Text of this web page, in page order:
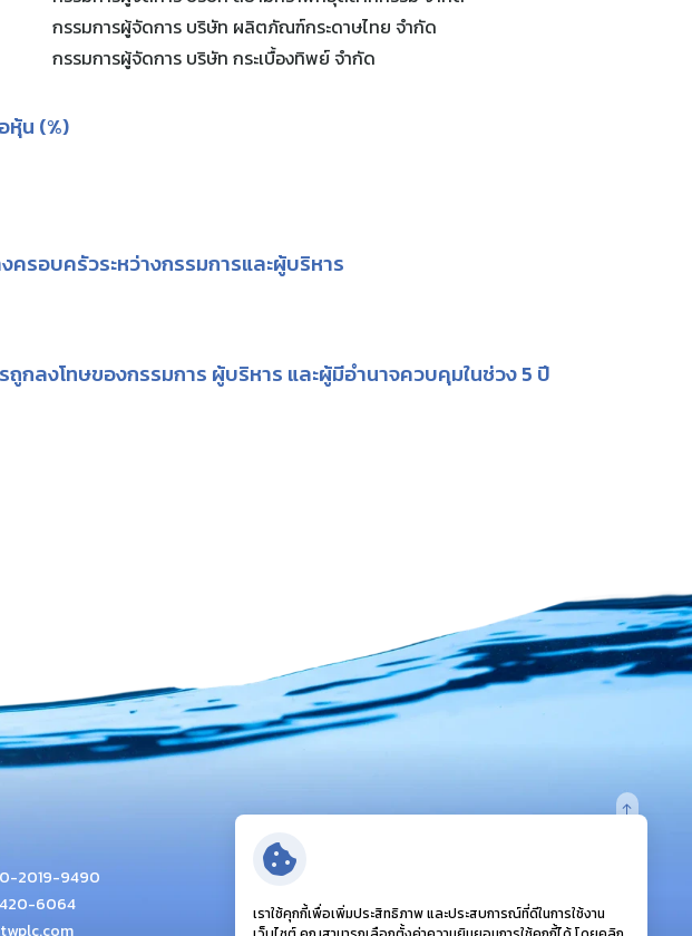
กรรมการผู้จัดการ บริษัท ผลิตภัณฑ์กระดาษไทย จำกัด
กรรมการผู้จัดการ บริษัท กระเบื้องทิพย์ จำกัด
หุ้น (%)
ครอบครัวระหว่างกรรมการและผู้บริหาร
กลงโทษของกรรมการ ผู้บริหาร และผู้มีอำนาจควบคุมในช่วง 5 ปี
2019-9490
6064
ติดตามเรา:
เราใช้คุกกี้เพื่อเพิ่มประสิทธิภาพ และประสบการณ์ที่ดีในการใช้งาน